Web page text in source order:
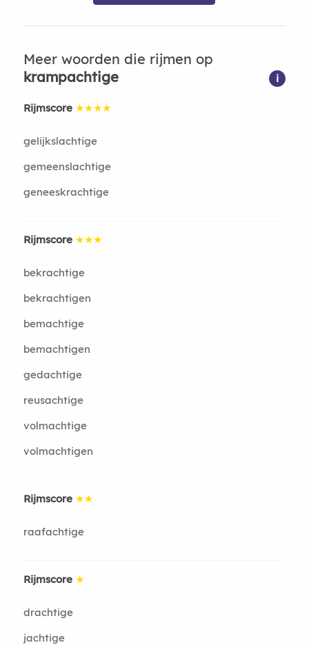
Meer woorden die rijmen op
krampachtige
i
Rijmscore ★★★★
gelijkslachtige
gemeenslachtige
geneeskrachtige
Rijmscore ★★★
bekrachtige
bekrachtigen
bemachtige
bemachtigen
gedachtige
reusachtige
volmachtige
volmachtigen
Rijmscore ★★
raafachtige
Rijmscore ★
drachtige
jachtige